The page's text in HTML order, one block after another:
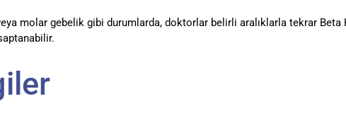
molar gebelik gibi durumlarda, doktorlar belirli aralıklarla tekrar